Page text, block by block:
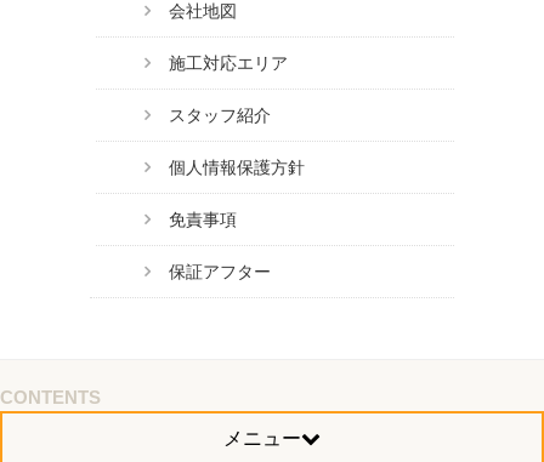
会社地図
施工対応エリア
スタッフ紹介
個人情報保護方針
免責事項
保証アフター
CONTENTS
メニュー